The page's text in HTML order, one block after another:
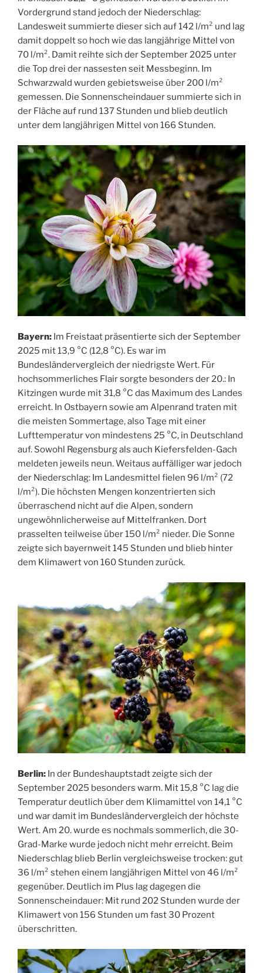
Vordergrund stand jedoch der Niederschlag:
Landesweit summierte dieser sich auf 142 l/m² und lag
damit doppelt so hoch wie das langjährige Mittel von
70 l/m². Damit reihte sich der September 2025 unter
die Top drei der nassesten seit Messbeginn. Im
Schwarzwald wurden gebietsweise über 200 l/m²
gemessen. Die Sonnenscheindauer summierte sich in
der Fläche auf rund 137 Stunden und blieb deutlich
unter dem langjährigen Mittel von 166 Stunden.
Bayern: Im Freistaat präsentierte sich der September
2025 mit 13,9 °C (12,8 °C). Es war im
Bundesländervergleich der niedrigste Wert. Für
hochsommerliches Flair sorgte besonders der 20.: In
Kitzingen wurde mit 31,8 °C das Maximum des Landes
erreicht. In Ostbayern sowie am Alpenrand traten mit
die meisten Sommertage, also Tage mit einer
Lufttemperatur von mindestens 25 °C, in Deutschland
auf. Sowohl Regensburg als auch Kiefersfelden-Gach
meldeten jeweils neun. Weitaus auffälliger war jedoch
der Niederschlag: Im Landesmittel fielen 96 l/m² (72
l/m²). Die höchsten Mengen konzentrierten sich
überraschend nicht auf die Alpen, sondern
ungewöhnlicherweise auf Mittelfranken. Dort
prasselten teilweise über 150 l/m² nieder. Die Sonne
zeigte sich bayernweit 145 Stunden und blieb hinter
dem Klimawert von 160 Stunden zurück.
Berlin: In der Bundeshauptstadt zeigte sich der
September 2025 besonders warm. Mit 15,8 °C lag die
Temperatur deutlich über dem Klimamittel von 14,1 °C
und war damit im Bundesländervergleich der höchste
Wert. Am 20. wurde es nochmals sommerlich, die 30-
Grad-Marke wurde jedoch nicht mehr erreicht. Beim
Niederschlag blieb Berlin vergleichsweise trocken: gut
36 l/m² stehen einem langjährigen Mittel von 46 l/m²
gegenüber. Deutlich im Plus lag dagegen die
Sonnenscheindauer: Mit rund 202 Stunden wurde der
Klimawert von 156 Stunden um fast 30 Prozent
überschritten.